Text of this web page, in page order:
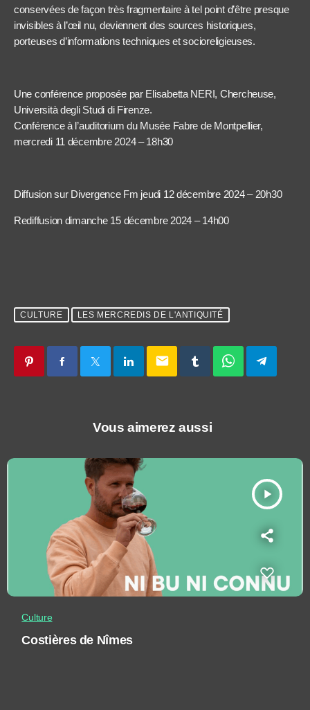
conservées de façon très fragmentaire à tel point d’être presque
invisibles à l’œil nu, deviennent des sources historiques,
porteuses d’informations techniques et socioreligieuses.
Une conférence proposée par Elisabetta NERI, Chercheuse,
Università degli Studi di Firenze.
Conférence à l’auditorium du Musée Fabre de Montpellier,
mercredi 11 décembre 2024 – 18h30
Diffusion sur Divergence Fm jeudi 12 décembre 2024 – 20h30
Rediffusion dimanche 15 décembre 2024 – 14h00
CULTURE LES MERCREDIS DE L'ANTIQUITÉ
email
Vous aimerez aussi
play_arrow
Culture
Costières de Nîmes